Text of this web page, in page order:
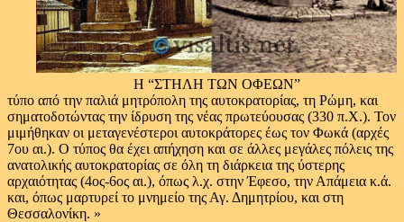
Η “ΣΤΗΛΗ ΤΩΝ ΟΦΕΩΝ”
τύπο από την παλιά μητρόπολη της αυτοκρατορίας, τη Ρώμη, και
σηματοδοτώντας την ίδρυση της νέας πρωτεύουσας (330 π.Χ.). Τον
μιμήθηκαν οι μεταγενέστεροι αυτοκράτορες έως τον Φωκά (αρχές
7ου αι.). Ο τύπος θα έχει απήχηση και σε άλλες μεγάλες πόλεις της
ανατολικής αυτοκρατορίας σε όλη τη διάρκεια της ύστερης
αρχαιότητας (4ος-6ος αι.), όπως λ.χ. στην Έφεσο, την Απάμεια κ.ά.
και, όπως μαρτυρεί το μνημείο της Αγ. Δημητρίου, και στη
Θεσσαλονίκη. »